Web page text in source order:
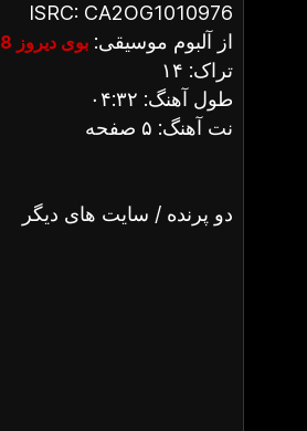
ISRC: CA2OG1010976
از آلبوم موسیقی: بوی دیروز 8
تراک: ۱۴
طول آهنگ: ۰۴:۳۲
نت آهنگ: ۵ صفحه
دو پرنده / سایت های دیگر